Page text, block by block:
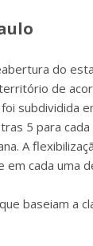
do
de
subdividida
5 para
A
cada uma
baseiam a